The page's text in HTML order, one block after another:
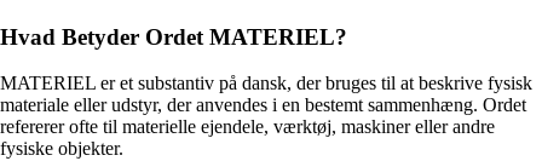
Hvad Betyder Ordet MATERIEL?
MATERIEL er et substantiv på dansk, der bruges til at beskrive fysisk
materiale eller udstyr, der anvendes i en bestemt sammenhæng. Ordet
refererer ofte til materielle ejendele, værktøj, maskiner eller andre
fysiske objekter.